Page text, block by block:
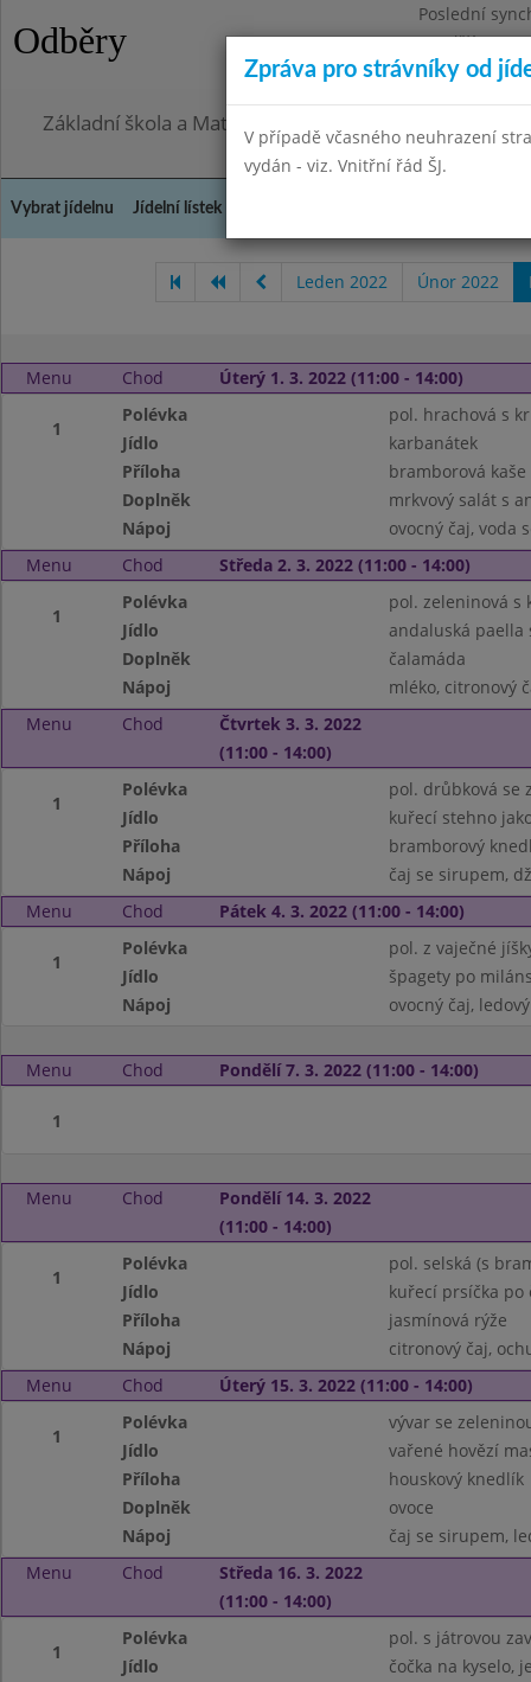
Odběry
Poslední
Pondělí
Omezení
Základní škola a Mateřská škola, Praha 4, Ohradní 49
Vybrat jídelnu Jídelní lístek
Leden 2022 Únor 2022
Menu Chod Úterý 1. 3. 2022 (11:00 - 14:00)
1
Polévka
pol. hrachová s
Jídlo
karbanátek
Příloha
bramborová
Doplněk
mrkvový salát s
Nápoj
ovocný čaj, voda
Menu
Chod Středa 2. 3. 2022 (11:00 - 14:00)
1
Polévka
pol. zeleninová s
Jídlo
andaluská paella
Doplněk
čalamáda
Nápoj
mléko, citronový
Menu
Chod
Čtvrtek 3. 3. 2022
(11:00 - 14:00)
1
Polévka
pol. drůbková se
Jídlo
kuřecí stehno
Příloha
bramborový
Nápoj
čaj se sirupem,
Menu
Chod Pátek 4. 3. 2022 (11:00 - 14:00)
1
Polévka
pol. z vaječné
Jídlo
špagety po
Nápoj
ovocný čaj,
Menu Chod Pondělí 7. 3. 2022 (11:00 - 14:00)
1
Menu Chod
Pondělí 14. 3. 2022
(11:00 - 14:00)
1
Polévka
pol. selská (s
Jídlo
kuřecí prsíčka po
Příloha
jasmínová rýže
Nápoj
citronový čaj,
Menu
Chod Úterý 15. 3. 2022 (11:00 - 14:00)
1
Polévka
vývar se
Jídlo
vařené hovězí
Příloha
houskový knedlík
Doplněk
ovoce
Nápoj
čaj se sirupem,
Menu
Chod
Středa 16. 3. 2022
(11:00 - 14:00)
1
Polévka
pol. s játrovou
Jídlo
čočka na kyselo,
Zpráva pro strávníky od
V případě včasného neuhrazení
vydán - viz. Vnitřní řád ŠJ.